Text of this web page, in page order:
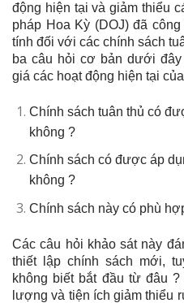
động hiện tại và giảm thiểu
pháp Hoa Kỳ (DOJ) đã
tính đối với các chính sách
ba câu hỏi cơ bản dưới
giá các hoạt động hiện tại
Chính sách tuân thủ có
không ?
Chính sách có được áp
không ?
Chính sách này có phù
Các câu hỏi khảo sát này
thiết lập chính sách mới,
không biết bắt đầu từ đâu
lượng và tiện ích giảm thiểu